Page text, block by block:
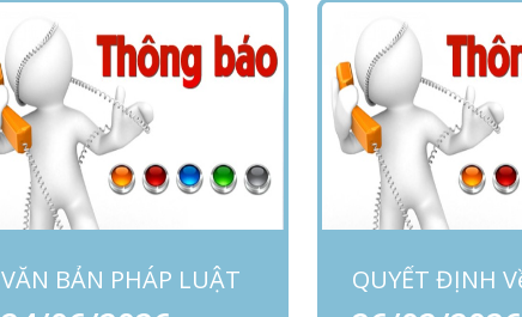
VĂN BẢN PHÁP LUẬT